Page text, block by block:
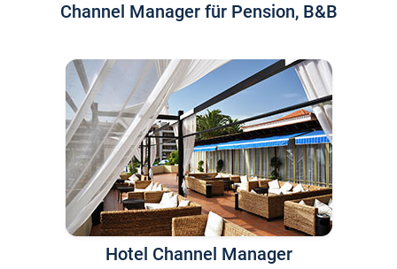
Channel Manager für Pension, B&B
Hotel Channel Manager